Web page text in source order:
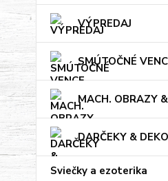
VÝPREDAJ
SMÚTOČNÉ
MACH. OBRAZY
DARČEKY &
Sviečky a ezoterika